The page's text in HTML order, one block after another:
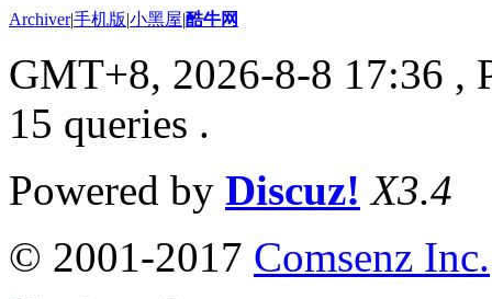
Archiver|手机版|小黑屋|酷牛网
GMT+8, 2026-8-8 17:36 ,
15 queries .
Powered by Discuz! X3.4
© 2001-2017 Comsenz Inc.